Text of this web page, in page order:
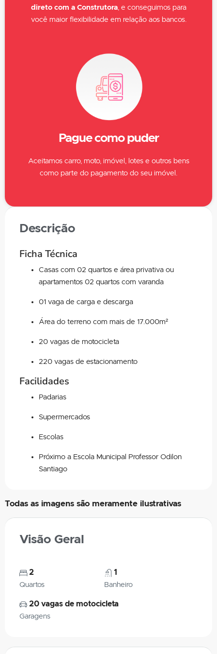
direto com a Construtora, e conseguimos para
você maior flexibilidade em relação aos bancos.
Pague como puder
Aceitamos carro, moto, imóvel, lotes e outros bens
como parte do pagamento do seu imóvel.
Descrição
Ficha Técnica
Casas com 02 quartos e área privativa ou
apartamentos 02 quartos com varanda
01 vaga de carga e descarga
Área do terreno com mais de 17.000m²
20 vagas de motocicleta
220 vagas de estacionamento
Facilidades
Padarias
Supermercados
Escolas
Próximo a Escola Municipal Professor Odilon
Santiago
Todas as imagens são meramente ilustrativas
Visão Geral
2
Quartos
1
Banheiro
20 vagas de motocicleta
Garagens